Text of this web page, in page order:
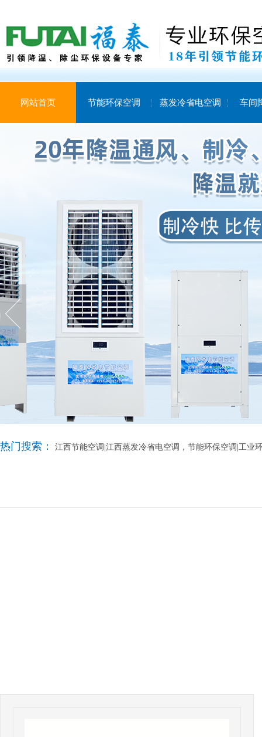
网站首页 节能环保空调 蒸发冷省电空调 车间
热门搜索： 江西节能空调|江西蒸发冷省电空调，节能环保空调|工业